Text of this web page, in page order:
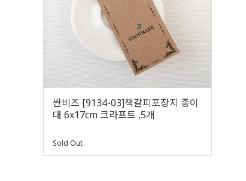
싼비즈 [9134-03]책갈피포장지 종이
대 6x17cm 크라프트 ,5개
Sold Out